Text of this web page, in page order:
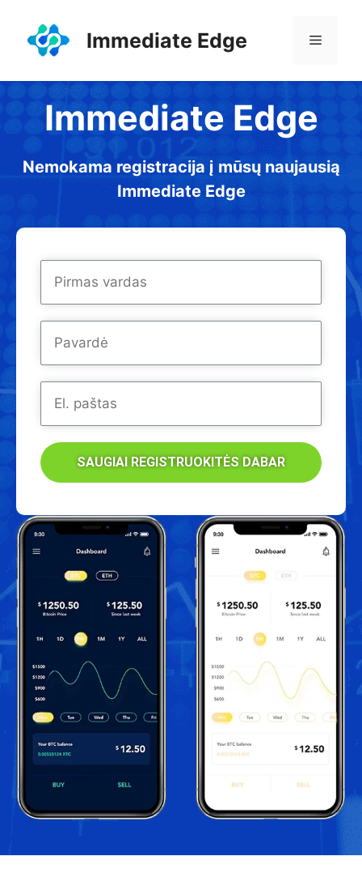
turinio
Immediate Edge Meniu
Immediate Edge
Nemokama registracija į mūsų naujausią
Immediate Edge
SAUGIAI REGISTRUOKITĖS DABAR